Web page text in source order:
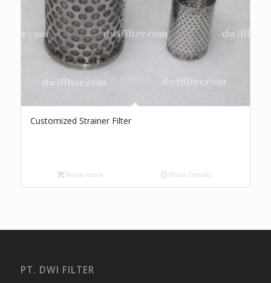
Customized Strainer Filter
Read more Show Details
PT. DWI FILTER